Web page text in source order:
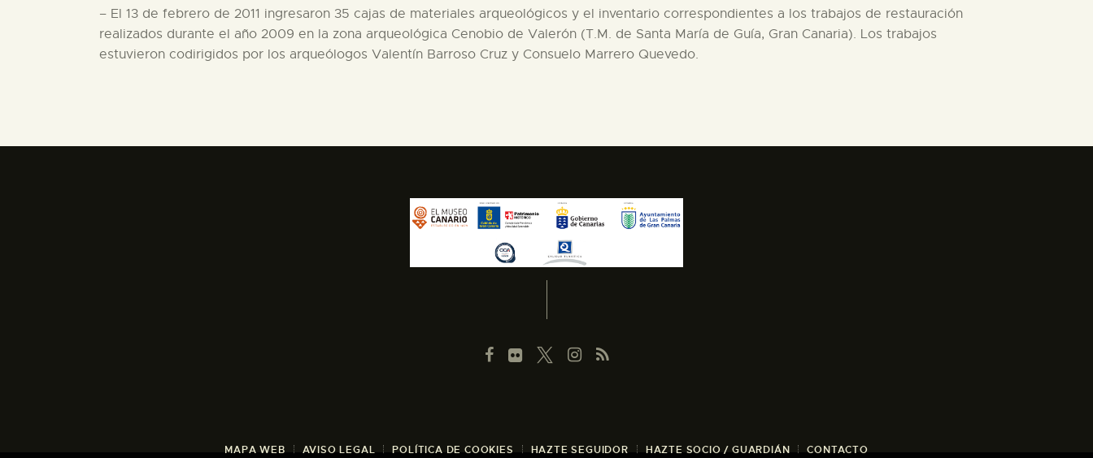
– El 13 de febrero de 2011 ingresaron 35 cajas de materiales arqueológicos y el inventario correspondientes a los trabajos de restauración
realizados durante el año 2009 en la zona arqueológica Cenobio de Valerón (T.M. de Santa María de Guía, Gran Canaria). Los trabajos
estuvieron codirigidos por los arqueólogos Valentín Barroso Cruz y Consuelo Marrero Quevedo.
MAPA WEB AVISO LEGAL POLÍTICA DE COOKIES HAZTE SEGUIDOR HAZTE SOCIO / GUARDIÁN CONTACTO